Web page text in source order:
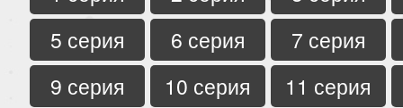
5 серия
6 серия
7 серия
9 серия
10 серия
11 серия